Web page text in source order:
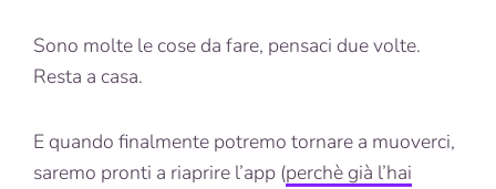
Sono molte le cose da fare, pensaci due volte.
Resta a casa.
E quando finalmente potremo tornare a muoverci,
saremo pronti a riaprire l’app (perchè già l’hai